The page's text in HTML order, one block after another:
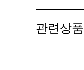
관련상품